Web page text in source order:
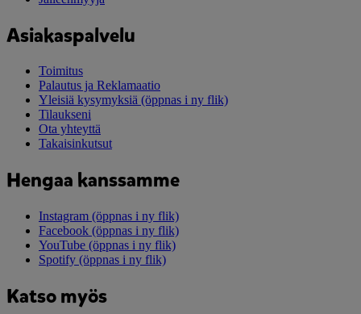
Asiakaspalvelu
Toimitus
Palautus ja Reklamaatio
Yleisiä kysymyksiä (öppnas i ny flik)
Tilaukseni
Ota yhteyttä
Takaisinkutsut
Hengaa kanssamme
Instagram (öppnas i ny flik)
Facebook (öppnas i ny flik)
YouTube (öppnas i ny flik)
Spotify (öppnas i ny flik)
Katso myös